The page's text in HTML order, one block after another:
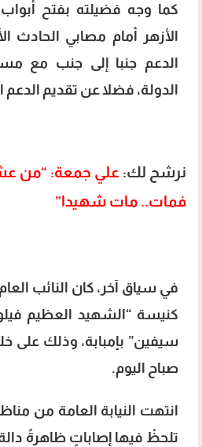
كما وجه فضيلته بفتح
الأزهر أمام مصابي الحادث
الدعم جنبا إلى جنب مع
الدولة، فضلا عن تقديم الدعم
نرشح لك: علي جمعة: “من
فمات.. مات شهيدا”
في سياق آخر، كان النائب
كنيسة “الشهيد العظيم
سيفين” بإمبابة، وذلك على
صباح اليوم.
انتهت النيابة العامة من
تلحظْ فيها إصاباتٍ ظاهرةً